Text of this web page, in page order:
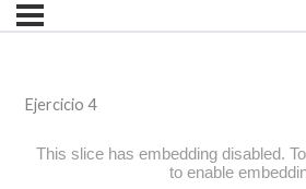
Ejercicio 4